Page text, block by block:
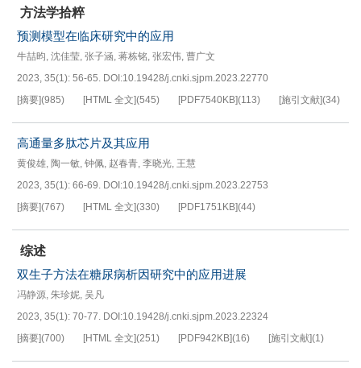
方法学拾粹
预测模型在临床研究中的应用
牛喆昀, 沈佳莹, 张子涵, 蒋栋铭, 张宏伟, 曹广文
2023, 35(1): 56-65. DOI:10.19428/j.cnki.sjpm.2023.22770
[摘要](985) [HTML 全文](545) [PDF7540KB](113) [施引文献](34)
高通量多肽芯片及其应用
黄俊雄, 陶一敏, 钟佩, 赵春青, 李晓光, 王慧
2023, 35(1): 66-69. DOI:10.19428/j.cnki.sjpm.2023.22753
[摘要](767) [HTML 全文](330) [PDF1751KB](44)
综述
双生子方法在糖尿病析因研究中的应用进展
冯静源, 朱珍妮, 吴凡
2023, 35(1): 70-77. DOI:10.19428/j.cnki.sjpm.2023.22324
[摘要](700) [HTML 全文](251) [PDF942KB](16) [施引文献](1)